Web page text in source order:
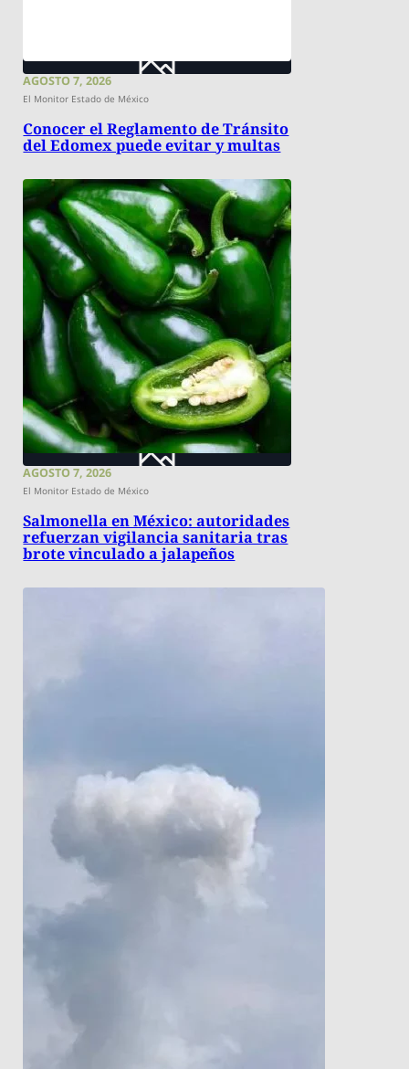
AGOSTO 7, 2026
El Monitor Estado de México
Conocer el Reglamento de Tránsito
del Edomex puede evitar y multas
AGOSTO 7, 2026
El Monitor Estado de México
Salmonella en México: autoridades
refuerzan vigilancia sanitaria tras
brote vinculado a jalapeños